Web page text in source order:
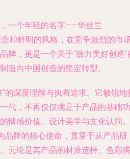
一个年轻的名字——华丝兰
和鲜明的风格，在竞争激烈的市
牌，更是一个关于“致力美好创造”
造向中国创造的坚定转型。
的深度理解与执着追求。它敏锐地
代，不再仅仅满足于产品的基础功
情感价值、设计美学与文化认同。
品牌的核心使命，贯穿于从产品研
无论是其产品的材质选择、色彩搭